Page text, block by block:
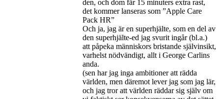
den, och dom får 15 minuters extra rast,
det kommer lanseras som ”Apple Care
Pack HR”
Och ja, jag är en superhjälte, som en del av
den superhjälte-ed jag svurit ingår (bl.a.)
att påpeka människors bristande självinsikt,
varhelst nödvändigt, allt i George Carlins
anda.
(sen har jag inga ambitioner att rädda
världen, men däremot lever jag som jag lär,
och jag tror att världen räddar sig själv om